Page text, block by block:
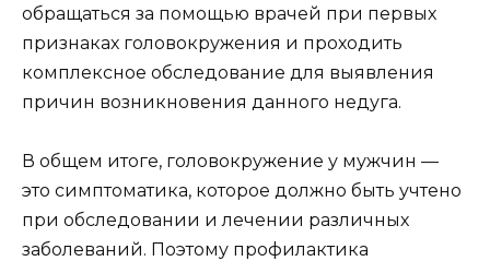
обращаться за помощью врачей при первых
признаках головокружения и проходить
комплексное обследование для выявления
причин возникновения данного недуга.
В общем итоге, головокружение у мужчин —
это симптоматика, которое должно быть учтено
при обследовании и лечении различных
заболеваний. Поэтому профилактика